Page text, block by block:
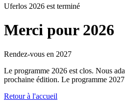
Uferlos 2026 est terminé
Merci pour 2026
Rendez-vous en 2027
Le programme 2026 est clos. Nous
prochaine édition. Le programme
Retour à l'accueil